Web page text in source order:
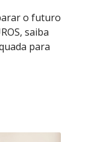
o futuro
saiba
para